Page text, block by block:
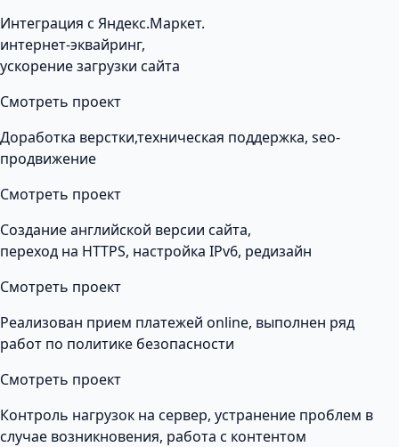
Интеграция с Яндекс.Маркет.
интернет-эквайринг,
ускорение загрузки сайта
Смотреть проект
Доработка верстки,техническая поддержка, seo-
продвижение
Смотреть проект
Создание английской версии сайта,
переход на HTTPS, настройка IPv6, редизайн
Смотреть проект
Реализован прием платежей online, выполнен ряд
работ по политике безопасности
Смотреть проект
Контроль нагрузок на сервер, устранение проблем в
случае возникновения, работа с контентом